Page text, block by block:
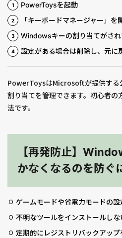
PowerToysを起動
「キーボードマネージャー」を
Windowsキーの割り当てがさ
設定がある場合は削除し、元に
PowerToysはMicrosoftが提供する
割り当てを管理できます。初心者の
法です。
【再発防止】
かなくなるのを防ぐ
ゲームモードや省電力モードの設
不明なツールをインストールしな
定期的にレジストリバックアップ